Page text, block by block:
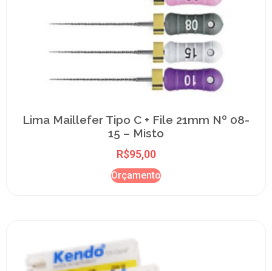
Lima Maillefer Tipo C + File 21mm Nº 08-
15 – Misto
R$95,00
Orçamento